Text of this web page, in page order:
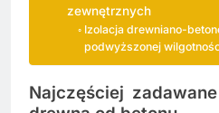
zewnętrznych
Izolacja drewniano-
podwyższonej
Najczęściej